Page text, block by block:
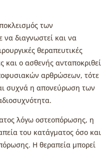
των
διαγνωστεί και να
θεραπευτικές
και ο ασθενής ανταποκριθεί
αρθρώσεων, τότε
συχνά η απονεύρωση των
λόγω οστεοπόρωσης, η
του κατάγματος όσο και
Η θεραπεία μπορεί